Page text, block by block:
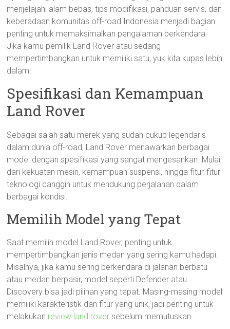
menjelajahi alam bebas, tips modifikasi, panduan servis, dan
keberadaan komunitas off-road Indonesia menjadi bagian
penting untuk memaksimalkan pengalaman berkendara.
Jika kamu pemilik Land Rover atau sedang
mempertimbangkan untuk memiliki satu, yuk kita kupas lebih
dalam!
Spesifikasi dan Kemampuan
Land Rover
Sebagai salah satu merek yang sudah cukup legendaris
dalam dunia off-road, Land Rover menawarkan berbagai
model dengan spesifikasi yang sangat mengesankan. Mulai
dari kekuatan mesin, kemampuan suspensi, hingga fitur-fitur
teknologi canggih untuk mendukung perjalanan dalam
berbagai kondisi.
Memilih Model yang Tepat
Saat memilih model Land Rover, penting untuk
mempertimbangkan jenis medan yang sering kamu hadapi.
Misalnya, jika kamu sering berkendara di jalanan berbatu
atau medan berpasir, model seperti Defender atau
Discovery bisa jadi pilihan yang tepat. Masing-masing model
memiliki karakteristik dan fitur yang unik, jadi penting untuk
melakukan review land rover sebelum memutuskan.